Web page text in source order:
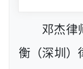
邓杰律
衡（深圳）